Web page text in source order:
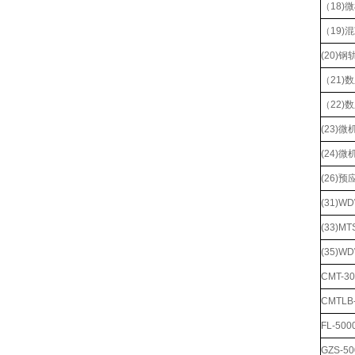
（18)
（19)
(20)钢
（21)
（22)
(23)微
(24)微
(26)预
CMT-
FL-
GZS-